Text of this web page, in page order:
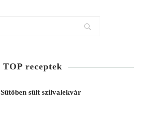
TOP receptek
Sütőben sült szilvalekvár